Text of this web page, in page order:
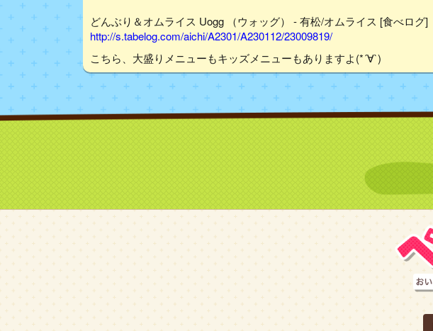
どんぶり＆オムライス Uogg （ウォッグ） - 有松/オムライス [食べログ]
http://s.tabelog.com/aichi/A2301/A230112/23009819/
こちら、大盛りメニューもキッズメニューもありますよ(*´∀`)